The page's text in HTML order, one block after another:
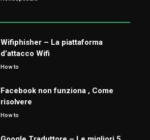
Wifiphisher – La piattaforma
d’attacco Wifi
How to
Facebook non funziona , Come
risolvere
How to